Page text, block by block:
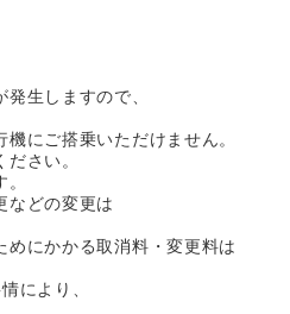
生しますので、
にご搭乗いただけません。
さい。
などの変更は
にかかる取消料・変更料は
により、